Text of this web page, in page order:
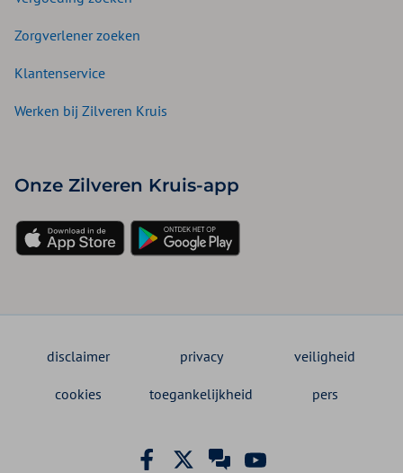
Zorgverlener zoeken
Klantenservice
Werken bij Zilveren Kruis
Onze Zilveren Kruis-app
disclaimer privacy veiligheid
cookies toegankelijkheid pers